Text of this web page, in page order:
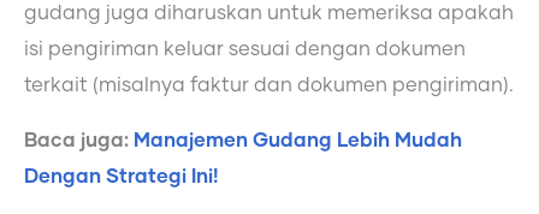
gudang juga diharuskan untuk memeriksa apakah
isi pengiriman keluar sesuai dengan dokumen
terkait (misalnya faktur dan dokumen pengiriman).
Baca juga: Manajemen Gudang Lebih Mudah
Dengan Strategi Ini!